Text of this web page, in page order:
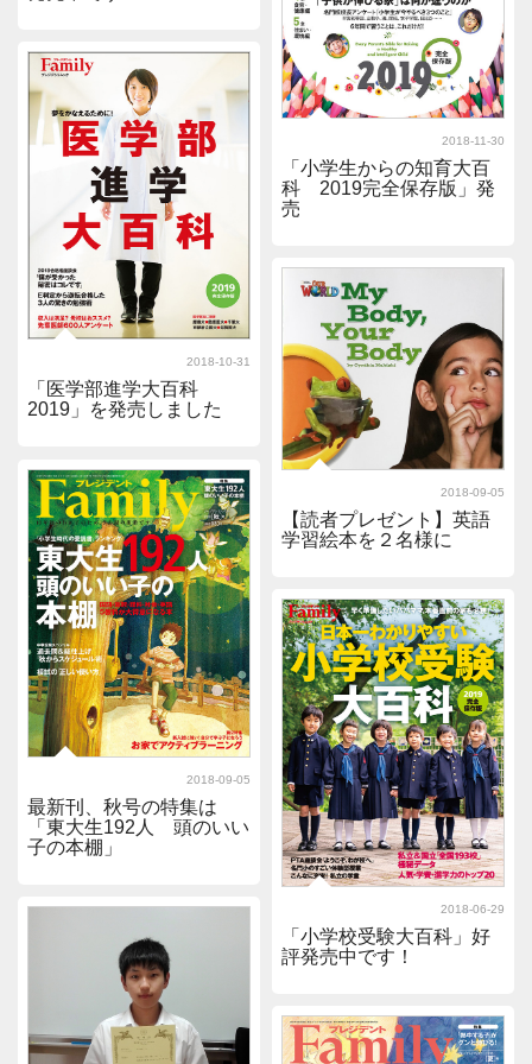
2018-11-30
「小学生からの知育大百
科 2019完全保存版」発
売
2018-10-31
「医学部進学大百科
2019」を発売しました
2018-09-05
【読者プレゼント】英語
学習絵本を２名様に
2018-09-05
最新刊、秋号の特集は
「東大生192人 頭のいい
子の本棚」
2018-06-29
「小学校受験大百科」好
評発売中です！